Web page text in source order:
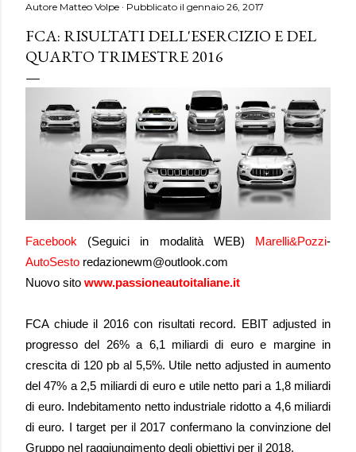
Autore Matteo Volpe Pubblicato il gennaio 26, 2017
FCA: RISULTATI DELL'ESERCIZIO E DEL
QUARTO TRIMESTRE 2016
Facebook (Seguici in modalità WEB) Marelli&Pozzi-
AutoSesto redazionewm@outlook.com
Nuovo sito www.passioneautoitaliane.it
FCA chiude il 2016 con risultati record. EBIT adjusted in
progresso del 26% a 6,1 miliardi di euro e margine in
crescita di 120 pb al 5,5%. Utile netto adjusted in aumento
del 47% a 2,5 miliardi di euro e utile netto pari a 1,8 miliardi
di euro. Indebitamento netto industriale ridotto a 4,6 miliardi
di euro. I target per il 2017 confermano la convinzione del
Gruppo nel raggiungimento degli obiettivi per il 2018.